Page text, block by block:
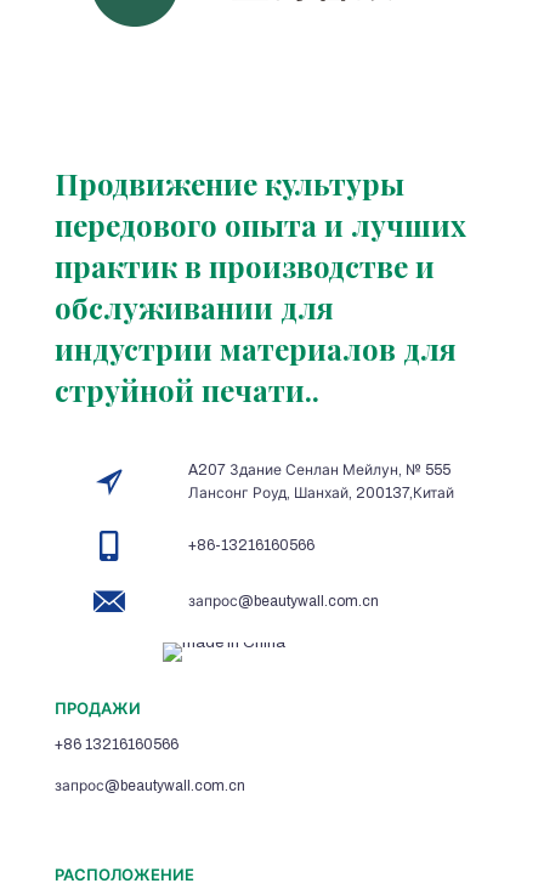
Продвижение культуры
передового опыта и лучших
практик в производстве и
обслуживании для
индустрии материалов для
струйной печати..
A207 Здание Сенлан Мейлун, № 555
Лансонг Роуд, Шанхай, 200137,Китай
+86-13216160566
запрос@beautywall.com.cn
ПРОДАЖИ
+86 13216160566
запрос@beautywall.com.cn
РАСПОЛОЖЕНИЕ